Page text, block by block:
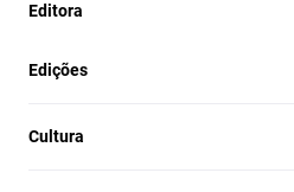
Editora
Edições
Cultura